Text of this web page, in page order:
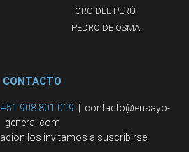
ORO DEL PERÚ
PEDRO DE OSMA
CONTACTO
+51 908 801 019
| contacto@ensayo-
general.com
los invitamos a suscribirse.